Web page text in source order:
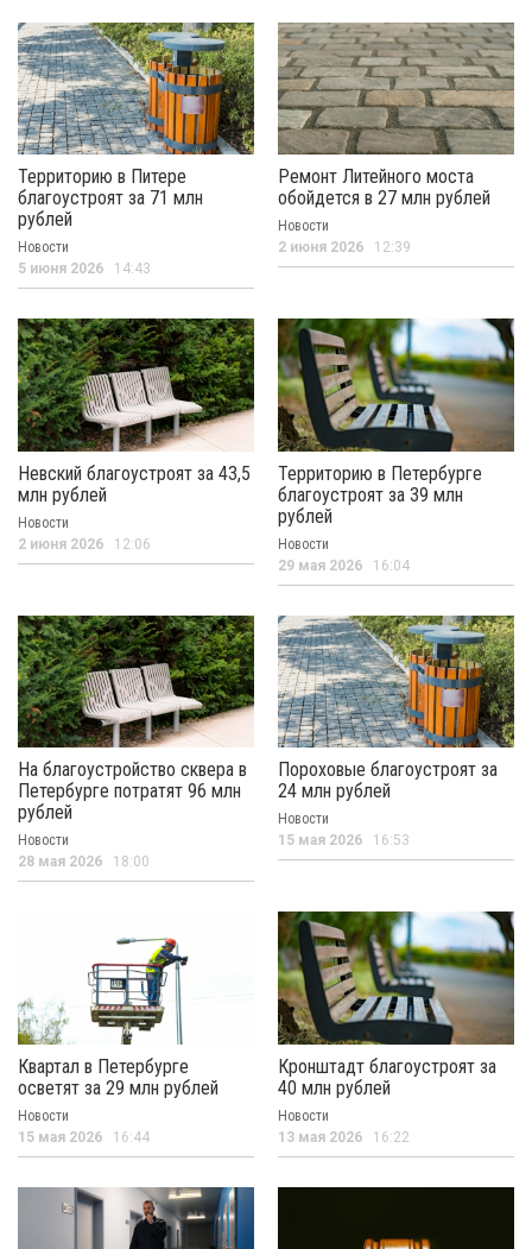
Территорию в Питере
благоустроят за 71 млн
рублей
Новости
5 июня 2026 14:43
Ремонт Литейного моста
обойдется в 27 млн рублей
Новости
2 июня 2026 12:39
Невский благоустроят за 43,5
млн рублей
Новости
2 июня 2026 12:06
Территорию в Петербурге
благоустроят за 39 млн
рублей
Новости
29 мая 2026 16:04
На благоустройство сквера в
Петербурге потратят 96 млн
рублей
Новости
28 мая 2026 18:00
Пороховые благоустроят за
24 млн рублей
Новости
15 мая 2026 16:53
Квартал в Петербурге
осветят за 29 млн рублей
Новости
15 мая 2026 16:44
Кронштадт благоустроят за
40 млн рублей
Новости
13 мая 2026 16:22